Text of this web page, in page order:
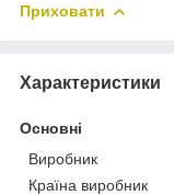
Приховати
Характеристики
Основні
Виробник
Країна виробник